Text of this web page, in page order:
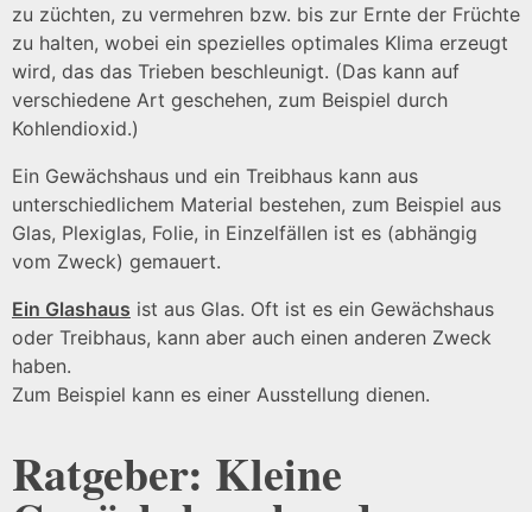
zu züchten, zu vermehren bzw. bis zur Ernte der Früchte
zu halten, wobei ein spezielles optimales Klima erzeugt
wird, das das Trieben beschleunigt. (Das kann auf
verschiedene Art geschehen, zum Beispiel durch
Kohlendioxid.)
Ein Gewächshaus und ein Treibhaus kann aus
unterschiedlichem Material bestehen, zum Beispiel aus
Glas, Plexiglas, Folie, in Einzelfällen ist es (abhängig
vom Zweck) gemauert.
Ein Glashaus ist aus Glas. Oft ist es ein Gewächshaus
oder Treibhaus, kann aber auch einen anderen Zweck
haben.
Zum Beispiel kann es einer Ausstellung dienen.
Ratgeber: Kleine